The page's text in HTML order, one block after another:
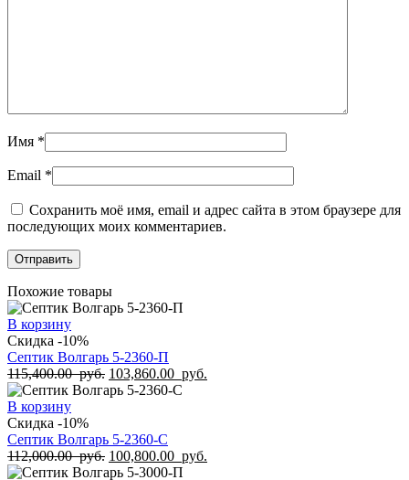
Имя *
Email *
Сохранить моё имя, email и адрес сайта в этом браузере для
последующих моих комментариев.
Похожие товары
В корзину
Скидка -10%
Септик Волгарь 5-2360-П
115,400.00руб. 103,860.00 руб.
В корзину
Скидка -10%
Септик Волгарь 5-2360-С
112,000.00руб. 100,800.00 руб.